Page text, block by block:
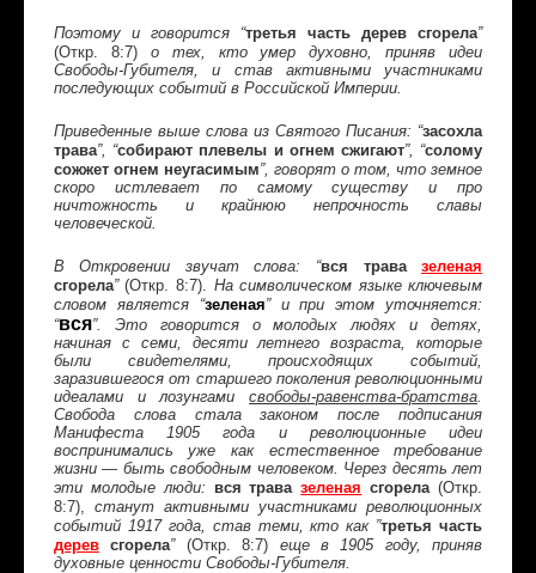
Поэтому и говорится “третья часть дерев сгорела”
(Откр. 8:7)о тех, кто умер духовно, приняв идеи
Свободы-Губителя, и став активными участниками
последующих событий в Российской Империи.
Приведенные выше слова из Святого Писания: “засохла
трава”, “собирают плевелы и огнем сжигают”, “солому
сожжет огнем неугасимым”, говорят о том, что земное
скоро истлевает по самому существу и про
ничтожность и крайнюю непрочность славы
человеческой.
В Откровении звучат слова: “вся травазеленая
сгорела”(Откр. 8:7). На символическом языке ключевым
словом является “зеленая” и при этом уточняется:
“вся”. Это говорится о молодых людях и детях,
начиная с семи, десяти летнего возраста, которые
были свидетелями, происходящих событий,
заразившегося от старшего поколения революционными
идеалами и лозунгамисвободы-равенства-братства
Свобода слова стала законом после подписания
Манифеста 1905 года и революционные идеи
воспринимались уже как естественное требование
жизни — быть свободным человеком. Через десять лет
эти молодые люди:
вся трава зеленая сгорела (Откр.
8:7),
станут активными участниками революционных
событий 1917 года, став теми, кто как ”третья часть
деревсгорела” (Откр. 8:7) еще в 1905 году, приняв
духовные ценности Свободы-Губителя.